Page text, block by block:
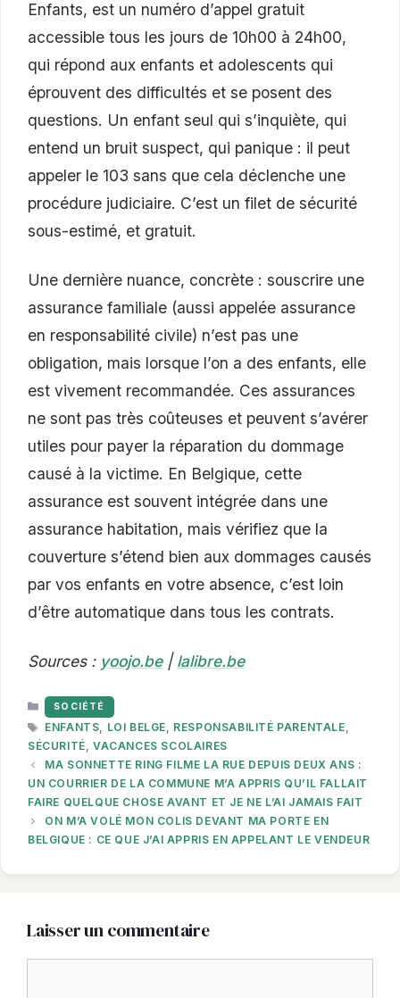
Enfants, est un numéro d’appel gratuit
accessible tous les jours de 10h00 à 24h00,
qui répond aux enfants et adolescents qui
éprouvent des difficultés et se posent des
questions. Un enfant seul qui s’inquiète, qui
entend un bruit suspect, qui panique : il peut
appeler le 103 sans que cela déclenche une
procédure judiciaire. C’est un filet de sécurité
sous-estimé, et gratuit.
Une dernière nuance, concrète : souscrire une
assurance familiale (aussi appelée assurance
en responsabilité civile) n’est pas une
obligation, mais lorsque l’on a des enfants, elle
est vivement recommandée. Ces assurances
ne sont pas très coûteuses et peuvent s’avérer
utiles pour payer la réparation du dommage
causé à la victime. En Belgique, cette
assurance est souvent intégrée dans une
assurance habitation, mais vérifiez que la
couverture s’étend bien aux dommages causés
par vos enfants en votre absence, c’est loin
d’être automatique dans tous les contrats.
Sources : yoojo.be| lalibre.be
CATÉGORIES
SOCIÉTÉ
ÉTIQUETTES
ENFANTS, LOI BELGE, RESPONSABILITÉ PARENTALE,
SÉCURITÉ,VACANCES SCOLAIRES
MA SONNETTE RING FILME LA RUE DEPUIS DEUX ANS :
UN COURRIER DE LA COMMUNE M’A APPRIS QU’IL FALLAIT
FAIRE QUELQUE CHOSE AVANT ET JE NE L’AI JAMAIS FAIT
ON M’A VOLÉ MON COLIS DEVANT MA PORTE EN
BELGIQUE : CE QUE J’AI APPRIS EN APPELANT LE VENDEUR
Laisser un commentaire